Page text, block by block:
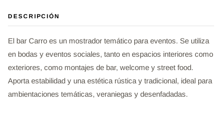
DESCRIPCIÓN
El bar Carro es un mostrador temático para eventos. Se utiliza
en bodas y eventos sociales, tanto en espacios interiores como
exteriores, como montajes de bar, welcome y street food.
Aporta estabilidad y una estética rústica y tradicional, ideal para
ambientaciones temáticas, veraniegas y desenfadadas.